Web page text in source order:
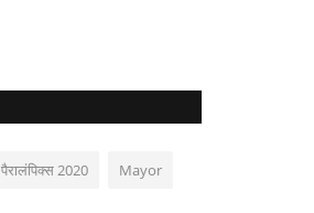
पैरालंपिक्स 2020 Mayor